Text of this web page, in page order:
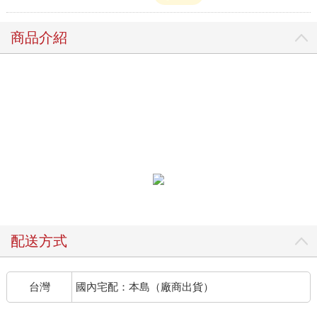
商品介紹
配送方式
台灣 國內宅配：本島（廠商出貨）